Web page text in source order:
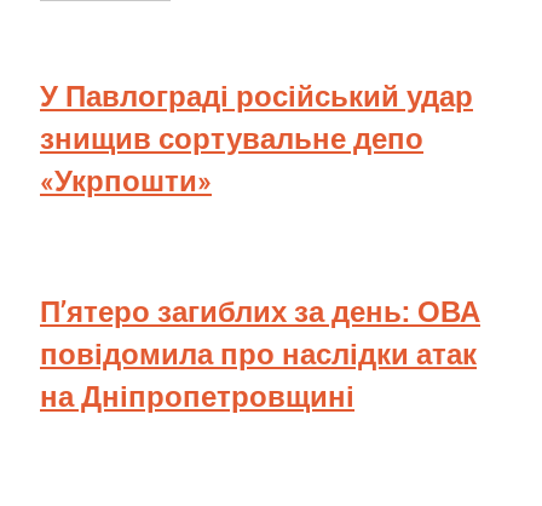
У Павлограді російський удар
знищив сортувальне депо
«Укрпошти»
П’ятеро загиблих за день: ОВА
повідомила про наслідки атак
на Дніпропетровщині